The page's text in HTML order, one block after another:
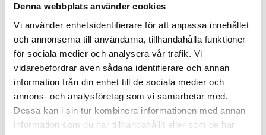
Denna webbplats använder cookies
Vi använder enhetsidentifierare för att anpassa innehållet
och annonserna till användarna, tillhandahålla funktioner
för sociala medier och analysera vår trafik. Vi
vidarebefordrar även sådana identifierare och annan
information från din enhet till de sociala medier och
annons- och analysföretag som vi samarbetar med.
Dessa kan i sin tur kombinera informationen med annan
information som du har tillhandahållit eller som de har
Möjliga besparingar:
Använd pooltäcke för att minska avdunstning
Undvik läckage genom tät kontroll av poolens
konstruktion